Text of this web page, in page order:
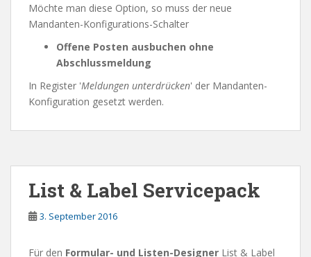
Möchte man diese Option, so muss der neue
Mandanten-Konfigurations-Schalter
Offene Posten ausbuchen ohne
Abschlussmeldung
In Register 'Meldungen unterdrücken' der Mandanten-
Konfiguration gesetzt werden.
List & Label Servicepack
3. September 2016
Für den Formular- und Listen-Designer List & Label